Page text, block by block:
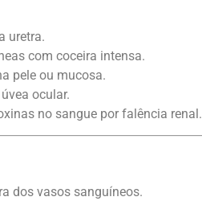
uretra.
com coceira intensa.
pele ou mucosa.
ocular.
no sangue por falência renal.
dos vasos sanguíneos.